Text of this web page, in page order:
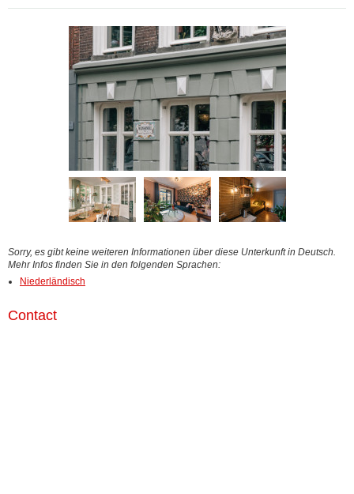
Sorry, es gibt keine weiteren Informationen über diese Unterkunft in Deutsch.
Mehr Infos finden Sie in den folgenden Sprachen:
Niederländisch
Contact